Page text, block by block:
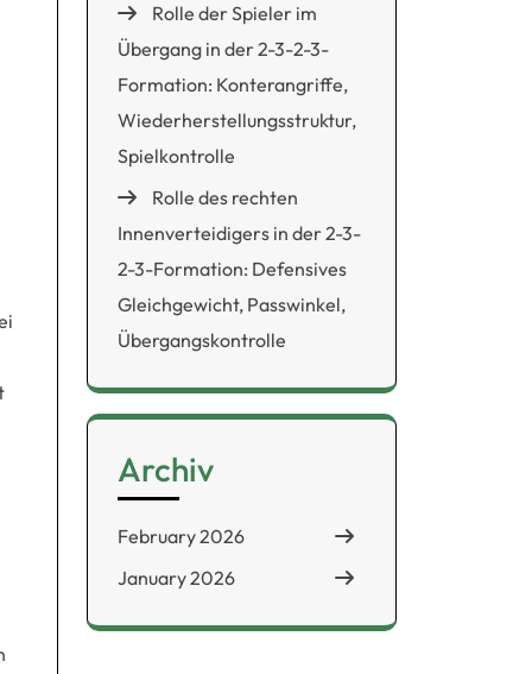
Rolle der Spieler im
Übergang in der 2-3-2-3-
Formation: Konterangriffe,
Wiederherstellungsstruktur,
Spielkontrolle
Rolle des rechten
Innenverteidigers in der 2-3-
2-3-Formation: Defensives
Gleichgewicht, Passwinkel,
Übergangskontrolle
Archiv
February 2026
January 2026